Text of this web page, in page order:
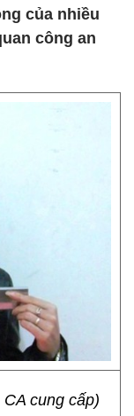
của nhiều
công an
cung cấp)